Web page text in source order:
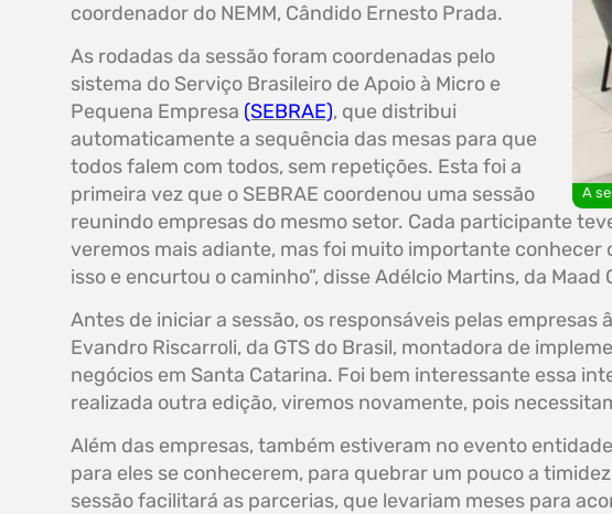
A
coordenador do NEMM, Cândido Ernesto Prada.
As rodadas da sessão foram coordenadas pelo
sistema do Serviço Brasileiro de Apoio à Micro e
Pequena Empresa (SEBRAE), que distribui
automaticamente a sequência das mesas para que
todos falem com todos, sem repetições. Esta foi a
primeira vez que o SEBRAE coordenou uma sessão
reunindo empresas do mesmo setor. Cada participante
veremos mais adiante, mas foi muito importante
isso e encurtou o caminho”, disse Adélcio Martins, da
Antes de iniciar a sessão, os responsáveis pelas
Evandro Riscarroli, da GTS do Brasil, montadora de
negócios em Santa Catarina. Foi bem interessante essa
realizada outra edição, viremos novamente, pois
Além das empresas, também estiveram no evento
para eles se conhecerem, para quebrar um pouco a
sessão facilitará as parcerias, que levariam meses para